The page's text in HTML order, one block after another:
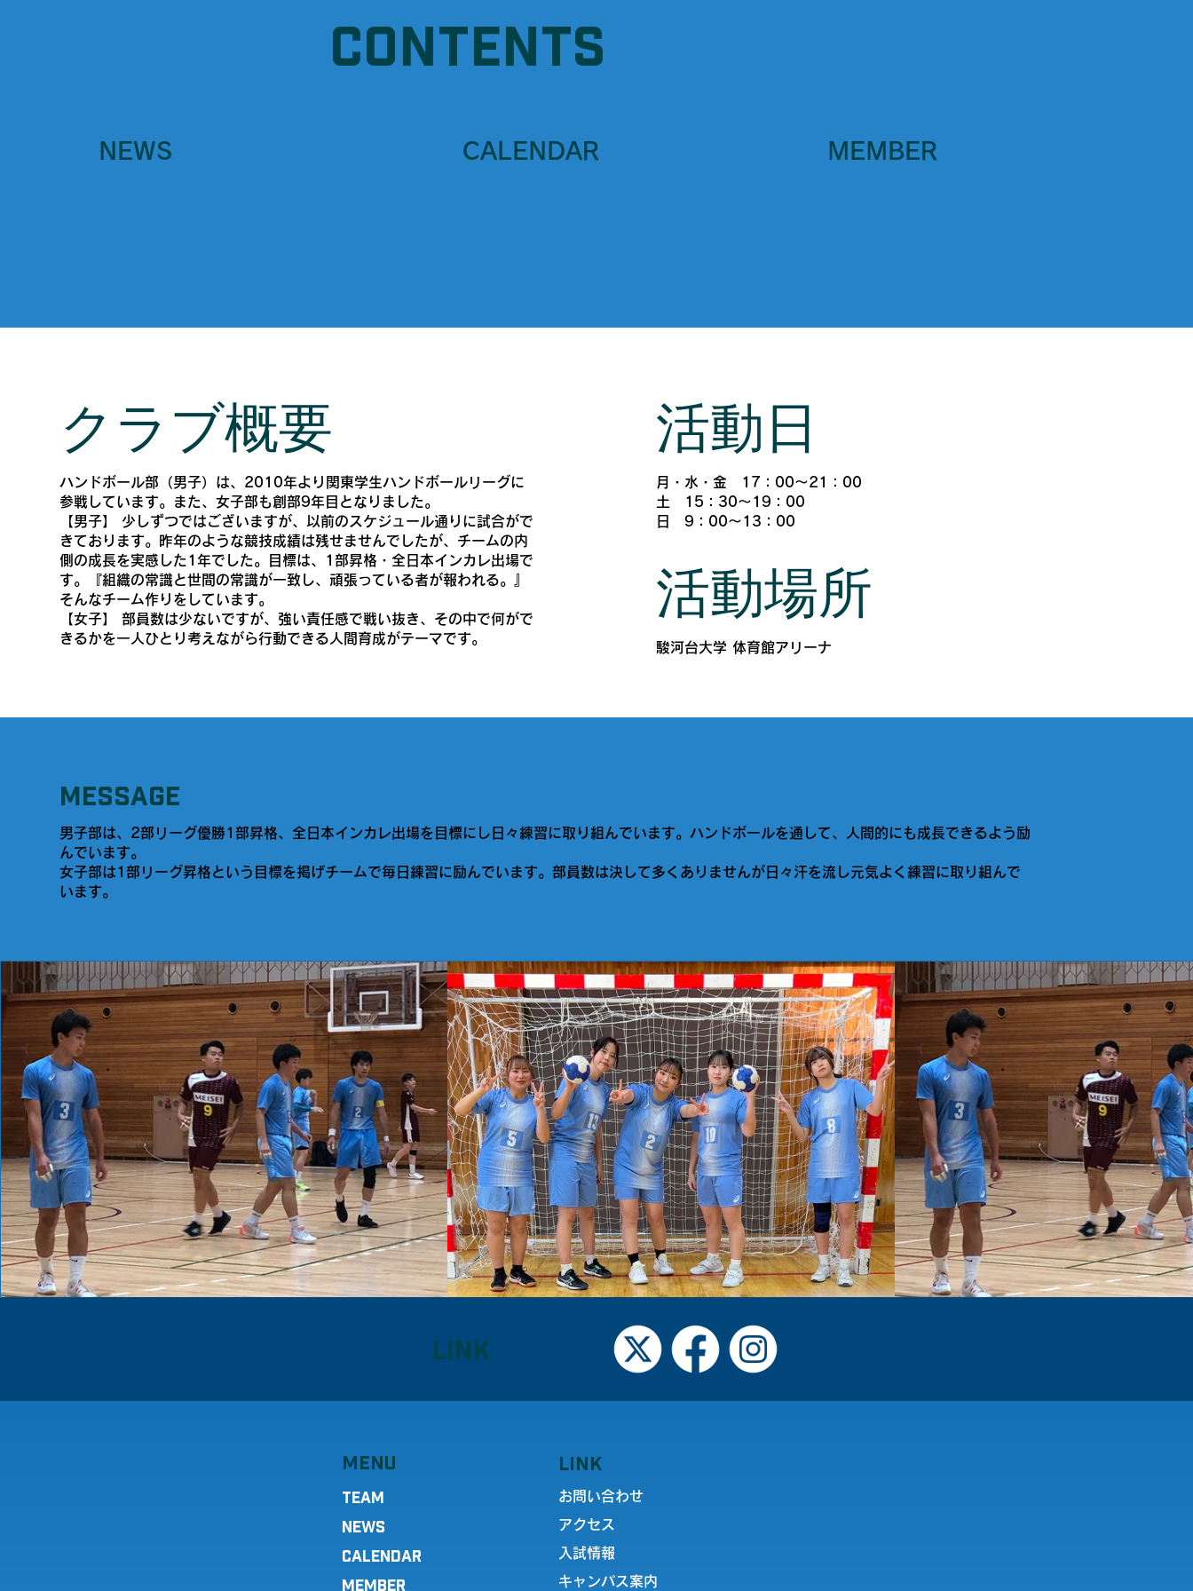
MESSAGE
男子部は、2部リーグ優勝1部昇格、全日本インカレ出場を目標にし日々練習に取り組んでいます。ハンドボールを通して、人間的にも成長できるよう励
んでいます。
女子部は1部リーグ昇格という目標を掲げチームで毎日練習に励んでいます。部員数は決して多くありませんが日々汗を流し元気よく練習に取り組んで
います。
クラブ概要
ハンドボール部（男子）は、2010年より関東学生ハンドボールリーグに
参戦しています。また、女子部も創部9年目となりました。
【男子】 少しずつではございますが、以前のスケジュール通りに試合がで
きております。昨年のような競技成績は残せませんでしたが、チームの内
側の成長を実感した1年でした。目標は、1部昇格・全日本インカレ出場で
す。『組織の常識と世間の常識が一致し、頑張っている者が報われる。』
そんなチーム作りをしています。
【女子】 部員数は少ないですが、強い責任感で戦い抜き、その中で何がで
きるかを一人ひとり考えながら行動できる人間育成がテーマです。
​活動日
月・水・金 17：00～21：00
土 15：30～19：00
日 9：00～13：00
活動場所
駿河台大学 体育館アリーナ
CONTENTS
NEWS CALENDAR MEMBER
LINK
MENU
TEAM
NEWS
CALENDAR
MEMBER
LINK
お問い合わせ
アクセス
入試情報
キャンパス案内